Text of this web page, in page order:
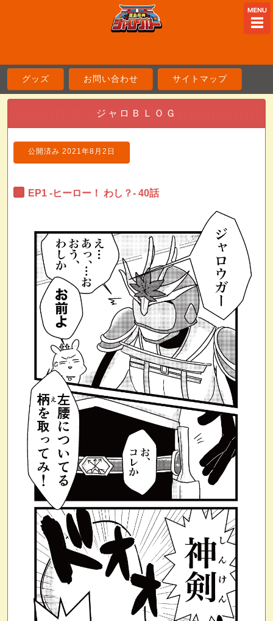
グッズ お問い合わせ サイトマップ
ジャロＢＬＯＧ
公開済み 2021年8月2日
EP1 -ヒーロー！ わし？- 40話